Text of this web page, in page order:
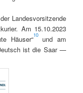
Lan­desvor­sitzende
Am 15.10.2023
Häuser“10und am
ist die Saar —